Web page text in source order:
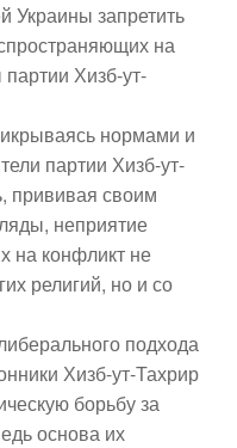
Украины запретить
на
партии Хизб-ут-
нормами и
партии Хизб-ут-
прививая своим
неприятие
на конфликт не
религий, но и со
подхода
Хизб-ут-Тахрир
борьбу за
основа их